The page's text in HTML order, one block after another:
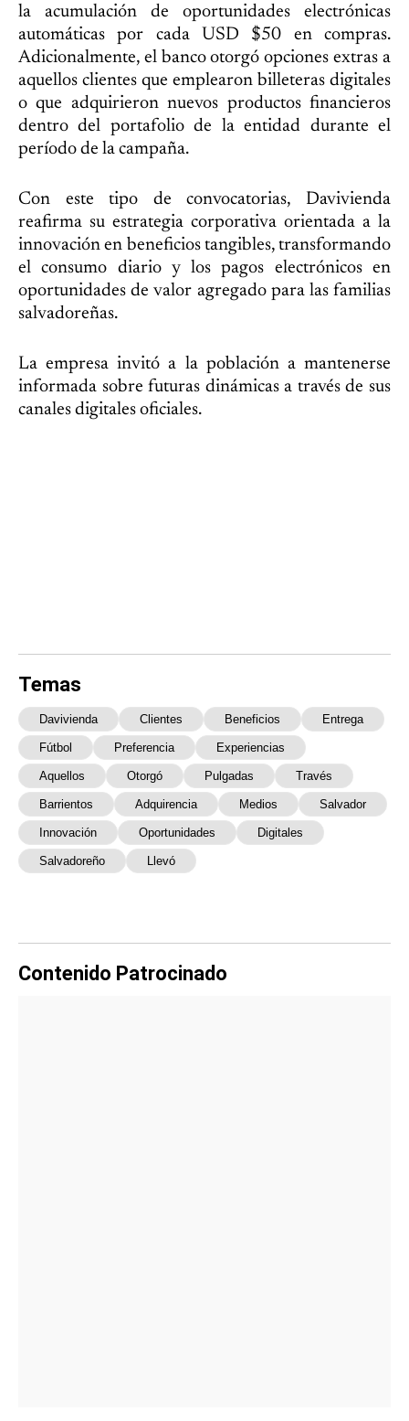
la acumulación de oportunidades electrónicas
automáticas por cada USD $50 en compras.
Adicionalmente, el banco otorgó opciones extras a
aquellos clientes que emplearon billeteras digitales
o que adquirieron nuevos productos financieros
dentro del portafolio de la entidad durante el
período de la campaña.
Con este tipo de convocatorias, Davivienda
reafirma su estrategia corporativa orientada a la
innovación en beneficios tangibles, transformando
el consumo diario y los pagos electrónicos en
oportunidades de valor agregado para las familias
salvadoreñas.
La empresa invitó a la población a mantenerse
informada sobre futuras dinámicas a través de sus
canales digitales oficiales.
Temas
Davivienda Clientes Beneficios Entrega
Fútbol Preferencia Experiencias
Aquellos Otorgó Pulgadas Través
Barrientos Adquirencia Medios Salvador
Innovación Oportunidades Digitales
Salvadoreño Llevó
Contenido Patrocinado